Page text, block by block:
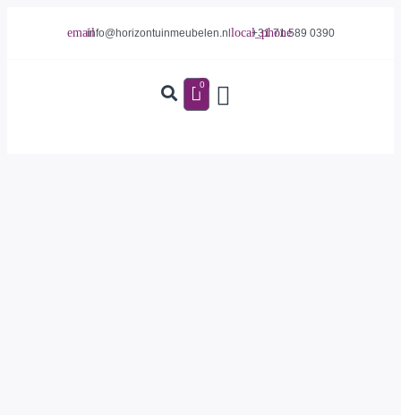
info@horizontuinmeubelen.nl +31 71 589 0390
0